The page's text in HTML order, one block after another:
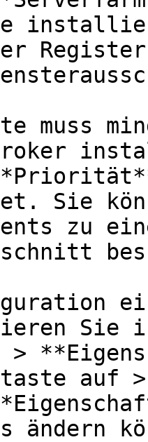
muss
Broker
Sie
zu
Sie
>
auf
ändern